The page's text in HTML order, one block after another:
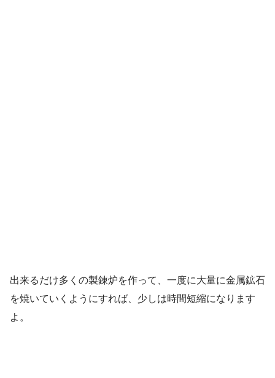
出来るだけ多くの製錬炉を作って、一度に大量に金属鉱石
を焼いていくようにすれば、少しは時間短縮になります
よ。